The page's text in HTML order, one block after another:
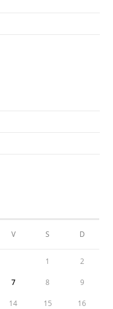
V S D
1 2
7 8 9
14 15 16